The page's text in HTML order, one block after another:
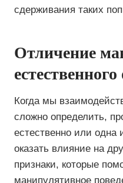
сдерживания таких
Отличение
Когда мы
сложно определить,
естественно или одна
оказать влияние на
признаки, которые
манипулятивное